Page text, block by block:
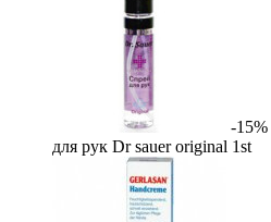
-15%
для рук Dr sauer original 1st